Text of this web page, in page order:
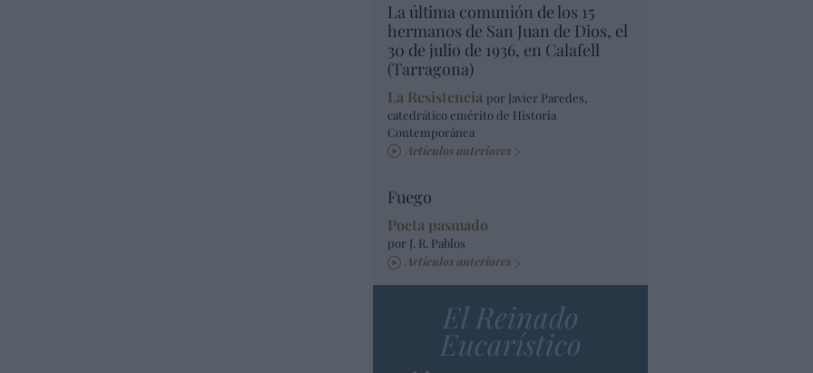
La última comunión de los 15
hermanos de San Juan de Dios, el
30 de julio de 1936, en Calafell
(Tarragona)
La Resistencia por Javier Paredes,
catedrático emérito de Historia
Contemporánea
Artículos anteriores
Fuego
Poeta pasmado
por J. R. Pablos
Artículos anteriores
El Reinado
Eucarístico